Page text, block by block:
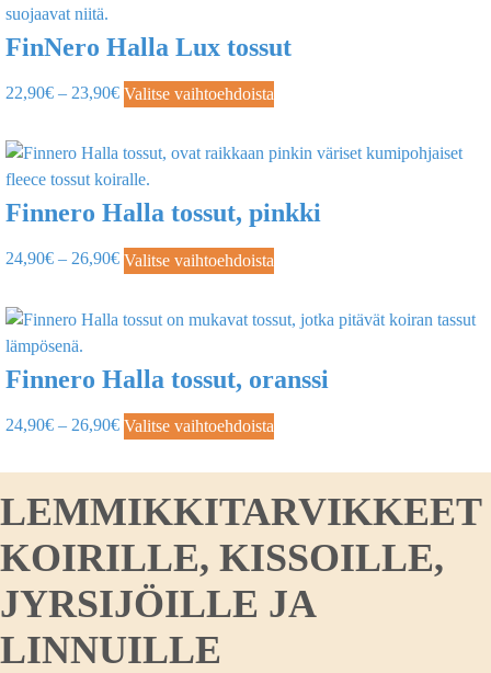
FinNero Halla Lux tossut
22,90€ – 23,90€ Valitse vaihtoehdoista
Finnero Halla tossut, pinkki
24,90€ – 26,90€ Valitse vaihtoehdoista
Finnero Halla tossut, oranssi
24,90€ – 26,90€ Valitse vaihtoehdoista
LEMMIKKITARVIKKEET
KOIRILLE, KISSOILLE,
JYRSIJÖILLE JA
LINNUILLE